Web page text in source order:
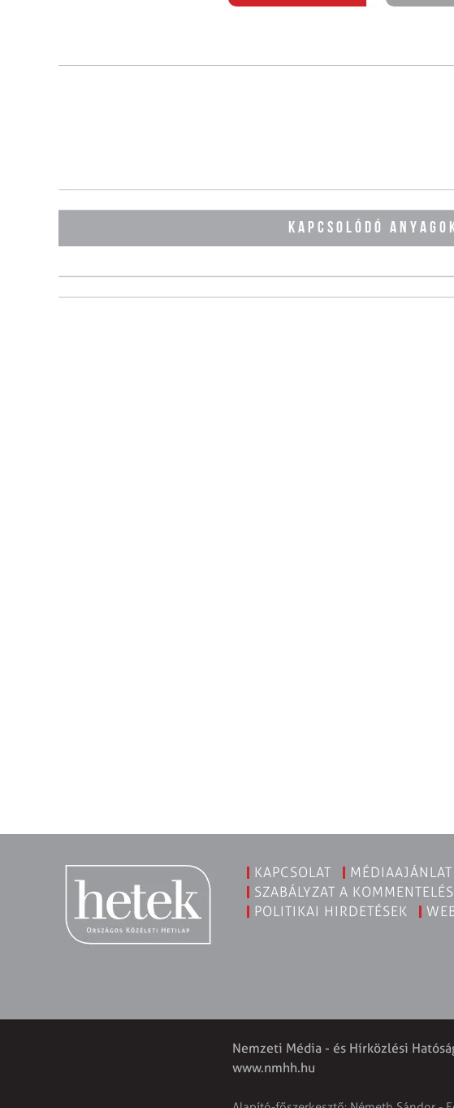
KAPCSOLÓDÓ
KAPCSOLAT MÉDIAAJÁNLAT
SZABÁLYZAT A
POLITIKAI HIRDETÉSEK
Nemzeti Média - és Hírközlési
www.nmhh.hu